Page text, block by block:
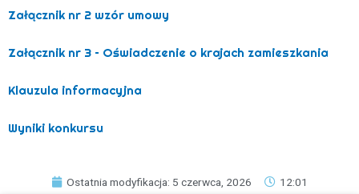
Załącznik nr 2 wzór umowy
Załącznik nr 3 – Oświadczenie o krajach zamieszkania
Klauzula informacyjna
Wyniki konkursu
Ostatnia modyfikacja: 5 czerwca, 2026 12:01